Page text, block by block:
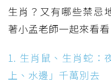
生肖？又有哪些禁忌
著小孟老師一起來看看
1. 生肖鼠、生肖蛇：
上、水邊」千萬別去